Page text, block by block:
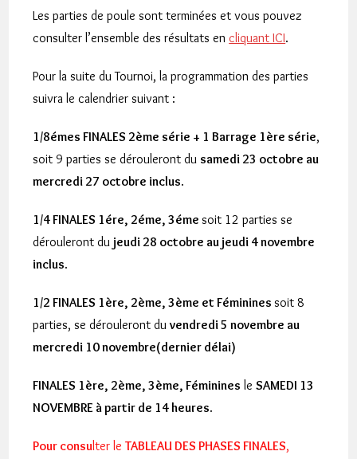
Les parties de poule sont terminées et vous pouvez
consulter l’ensemble des résultats encliquant ICI.
Pour la suite du Tournoi, la programmation des parties
suivra le calendrier suivant :
1/8émes FINALES 2ème série + 1 Barrage 1ère série,
soit 9 parties se dérouleront du samedi 23 octobre au
mercredi 27 octobre inclus.
1/4 FINALES 1ére, 2éme, 3émesoit 12 parties se
dérouleront du jeudi 28 octobre au jeudi 4 novembre
inclus.
1/2 FINALES 1ère, 2ème, 3ème et Fémininessoit 8
parties, se dérouleront duvendredi 5 novembre au
mercredi 10 novembre(dernier délai)
FINALES 1ère, 2ème, 3ème, Féminines leSAMEDI 13
NOVEMBRE à partir de 14 heures.
Pour consulter leTABLEAU DES PHASES FINALES,